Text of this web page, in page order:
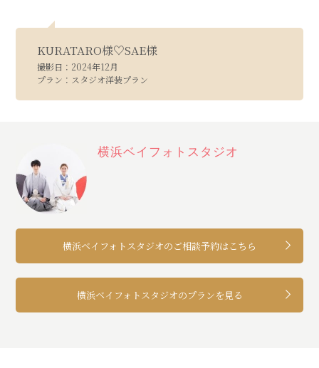
KURATARO様♡SAE様
撮影日：2024年12月
プラン：スタジオ洋装プラン
横浜ベイフォトスタジオ
横浜ベイフォトスタジオのご相談予約はこちら
横浜ベイフォトスタジオのプランを見る